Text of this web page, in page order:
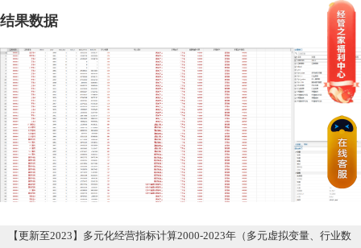
结果数据
【更新至2023】多元化经营指标计算2000-2023年（多元虚拟变量、行业数